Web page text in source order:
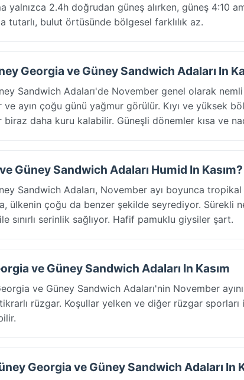
yalnızca 2.4h doğrudan güneş alırken, güneş 4:10
tutarlı, bulut örtüsünde bölgesel farklılık az.
Georgia ve Güney Sandwich Adaları In
Sandwich Adaları'de November genel olarak
ayın çoğu günü yağmur görülür. Kıyı ve yüksek
daha kuru kalabilir. Güneşli dönemler kısa ve
Güney Sandwich Adaları Humid In Kasım?
Sandwich Adaları, November ayı boyunca
ülkenin çoğu da benzer şekilde seyrediyor. Sürekli
sınırlı serinlik sağlıyor. Hafif pamuklu giysiler şart.
ve Güney Sandwich Adaları In Kasım
ve Güney Sandwich Adaları'nin November
rüzgar. Koşullar yelken ve diğer rüzgar
Georgia ve Güney Sandwich Adaları In